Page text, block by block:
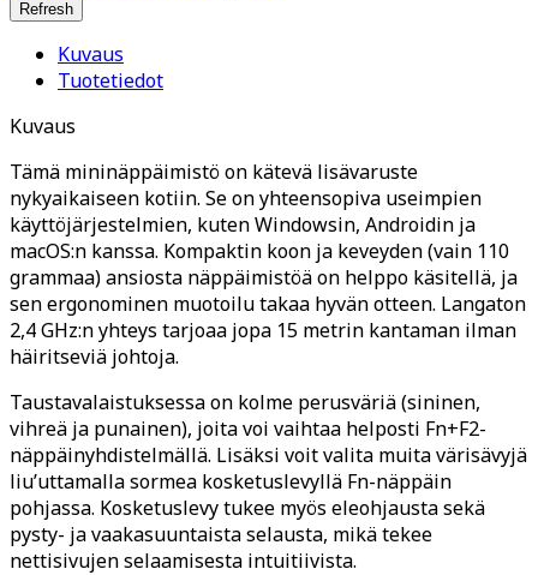
Kuvaus
Tuotetiedot
Kuvaus
Tämä mininäppäimistö on kätevä lisävaruste
nykyaikaiseen kotiin. Se on yhteensopiva useimpien
käyttöjärjestelmien, kuten Windowsin, Androidin ja
macOS:n kanssa. Kompaktin koon ja keveyden (vain 110
grammaa) ansiosta näppäimistöä on helppo käsitellä, ja
sen ergonominen muotoilu takaa hyvän otteen. Langaton
2,4 GHz:n yhteys tarjoaa jopa 15 metrin kantaman ilman
häiritseviä johtoja.
Taustavalaistuksessa on kolme perusväriä (sininen,
vihreä ja punainen), joita voi vaihtaa helposti Fn+F2-
näppäinyhdistelmällä. Lisäksi voit valita muita värisävyjä
liu’uttamalla sormea kosketuslevyllä Fn-näppäin
pohjassa. Kosketuslevy tukee myös eleohjausta sekä
pysty- ja vaakasuuntaista selausta, mikä tekee
nettisivujen selaamisesta intuitiivista.